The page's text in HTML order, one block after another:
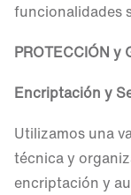
funcionalidades
PROTECCIÓN y
Encriptación y
Utilizamos una
técnica y
encriptación y